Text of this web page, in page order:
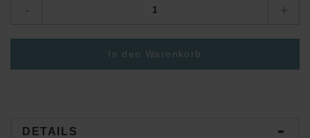
- +
In den Warenkorb
DETAILS